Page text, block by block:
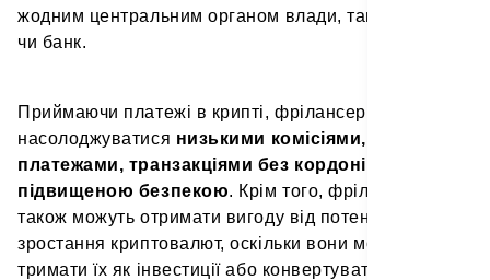
жодним центральним органом влади, таким як уряд
чи банк.
Приймаючи платежі в крипті, фрілансери можуть
насолоджуватися низькими комісіями, швидкими
платежами, транзакціями без кордонів і
підвищеною безпекою. Крім того, фрілансери
також можуть отримати вигоду від потенційного
зростання криптовалют, оскільки вони можуть
тримати їх як інвестиції або конвертувати у фіатні